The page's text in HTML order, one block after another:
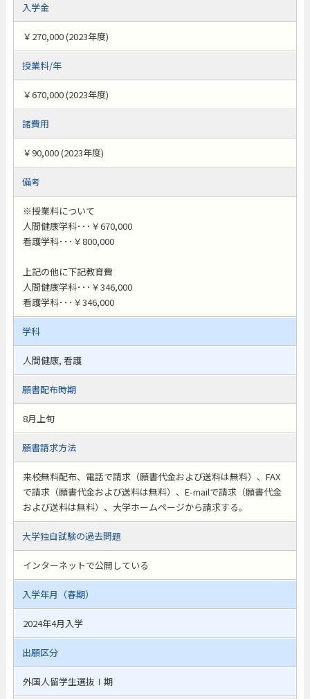
入学金
￥270,000 (2023年度)
授業料/年
￥670,000 (2023年度)
諸費用
￥90,000 (2023年度)
備考
※授業料について
人間健康学科･･･￥670,000
看護学科･･･￥800,000
上記の他に下記教育費
人間健康学科･･･￥346,000
看護学科･･･￥346,000
学科
人間健康, 看護
願書配布時期
8月上旬
願書請求方法
来校無料配布、電話で請求（願書代金および送料は無料）、FAX
で請求（願書代金および送料は無料）、E-mailで請求（願書代金
および送料は無料）、大学ホームページから請求する。
大学独自試験の過去問題
インターネットで公開している
入学年月（春期）
2024年4月入学
出願区分
外国人留学生選抜Ⅰ期